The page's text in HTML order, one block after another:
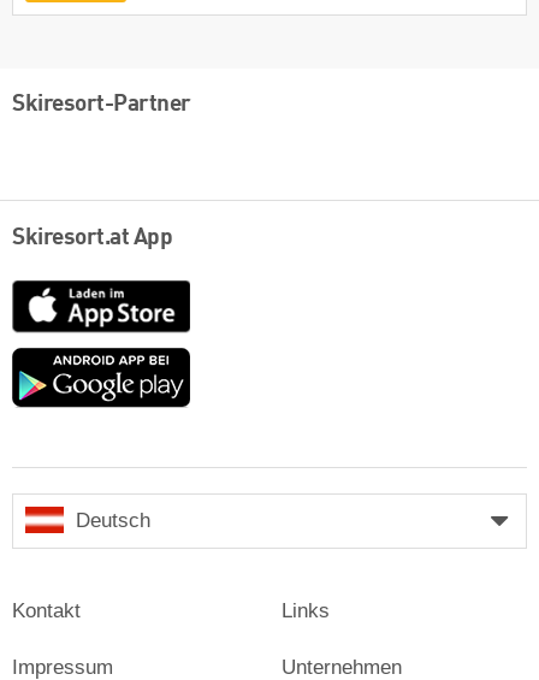
Skiresort-Partner
Skiresort.at App
App
Store
Google
Deutsch
Kontakt
Impressum
Links
Unternehmen